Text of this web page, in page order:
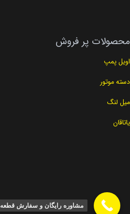
محصولات پر فروش
اویل پمپ
دسته موتور
میل لنگ
یاتاقان
مشاوره رایگان و سفارش قطعه